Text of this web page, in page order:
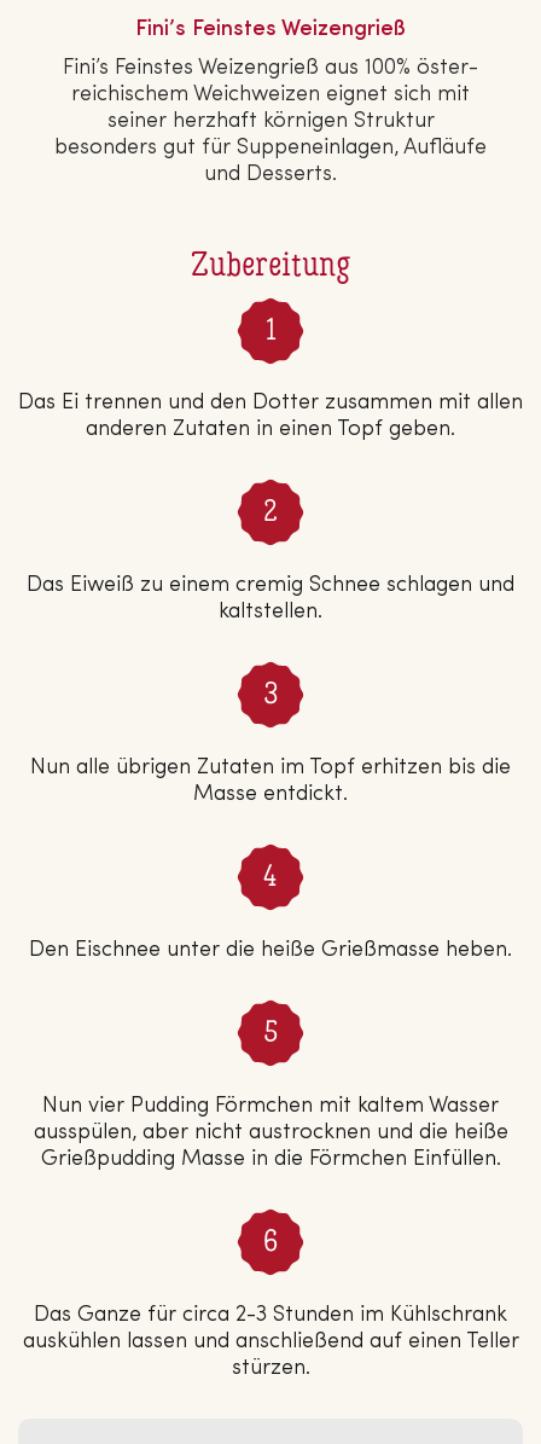
Zubereitung
Das Ei trennen und den Dotter zusammen mit allen
anderen Zutaten in einen Topf geben.
Das Eiweiß zu einem cremig Schnee schlagen und
kaltstellen.
Nun alle übrigen Zutaten im Topf erhitzen bis die
Masse entdickt.
Den Eischnee unter die heiße Grießmasse heben.
Nun vier Pudding Förmchen mit kaltem Wasser
ausspülen, aber nicht austrocknen und die heiße
Grießpudding Masse in die Förmchen Einfüllen.
Das Ganze für circa 2-3 Stunden im Kühlschrank
auskühlen lassen und anschließend auf einen Teller
stürzen.
Fini’s Feinstes Wei­zen­grieß
Fini’s Feinstes Wei­zen­grieß aus 100% ös­ter­
rei­chi­schem Weich­wei­zen eignet sich mit
seiner herzhaft körnigen Struktur
besonders gut für Sup­pen­ein­la­gen, Aufläufe
und Desserts.